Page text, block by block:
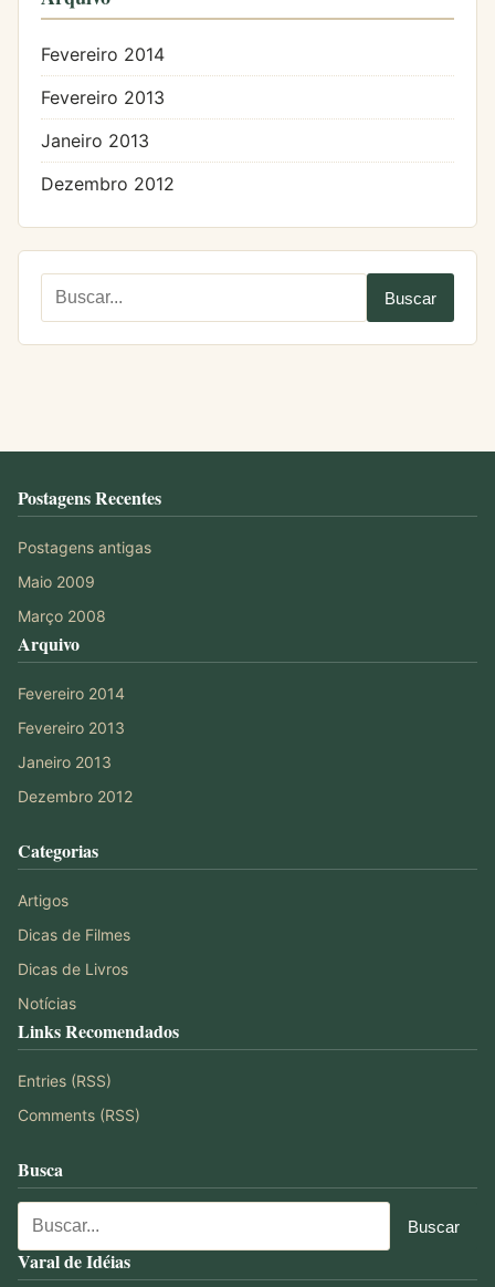
Fevereiro 2014
Fevereiro 2013
Janeiro 2013
Dezembro 2012
Postagens Recentes
Postagens antigas
Maio 2009
Março 2008
Arquivo
Fevereiro 2014
Fevereiro 2013
Janeiro 2013
Dezembro 2012
Categorias
Artigos
Dicas de Filmes
Dicas de Livros
Notícias
Links Recomendados
Entries (RSS)
Comments (RSS)
Busca
Varal de Idéias